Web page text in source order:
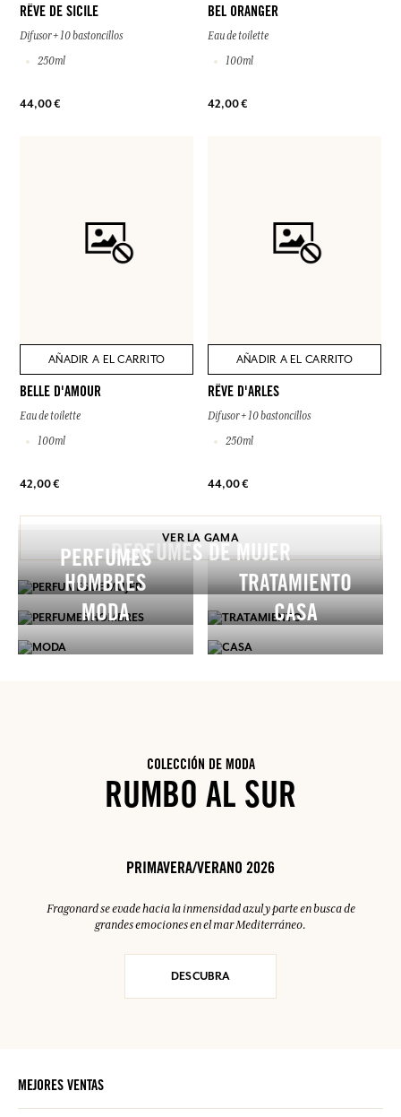
RÊVE DE SICILE
Difusor + 10 bastoncillos
250ml
44,00 €
BEL ORANGER
Eau de toilette
100ml
42,00 €
AÑADIR A EL CARRITO
BELLE D'AMOUR
Eau de toilette
100ml
42,00 €
AÑADIR A EL CARRITO
RÊVE D'ARLES
Difusor + 10 bastoncillos
250ml
44,00 €
VER LA GAMA
PERFUMES DE MUJER
PERFUMES
HOMBRES
TRATAMIENTO
MODA
CASA
COLECCIÓN DE MODA
RUMBO AL SUR
PRIMAVERA/VERANO 2026
Fragonard se evade hacia la inmensidad azul y parte en busca de
grandes emociones en el mar Mediterráneo.
DESCUBRA
MEJORES VENTAS